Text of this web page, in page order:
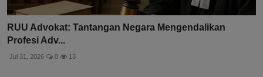
RUU Advokat: Tantangan Negara Mengendalikan
Profesi Adv...
Jul 31, 2026 0 13